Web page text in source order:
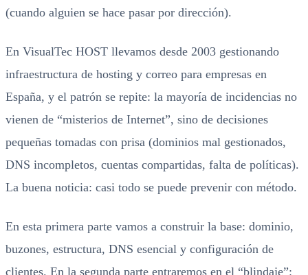
(cuando alguien se hace pasar por dirección).
En VisualTec HOST llevamos desde 2003 gestionando
infraestructura de hosting y correo para empresas en
España, y el patrón se repite: la mayoría de incidencias no
vienen de “misterios de Internet”, sino de decisiones
pequeñas tomadas con prisa (dominios mal gestionados,
DNS incompletos, cuentas compartidas, falta de políticas).
La buena noticia: casi todo se puede prevenir con método.
En esta primera parte vamos a construir la base: dominio,
buzones, estructura, DNS esencial y configuración de
clientes. En la segunda parte entraremos en el “blindaje”: